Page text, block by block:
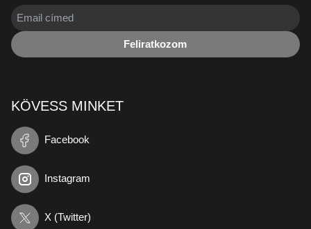
Feliratkozom
KÖVESS MINKET
Facebook
Instagram
X (Twitter)